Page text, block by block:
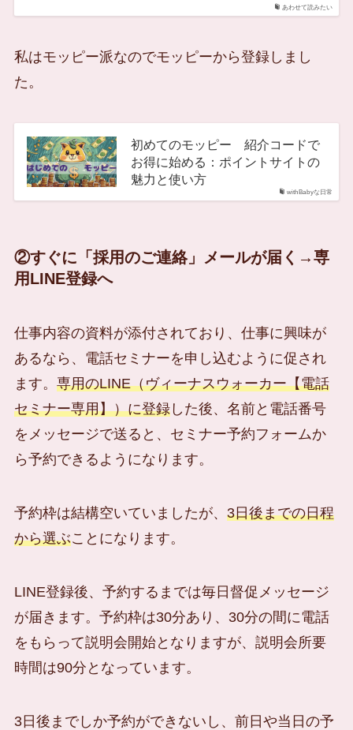
あわせて読みたい
私はモッピー派なのでモッピーから登録しまし
た。
withBabyな日常
初めてのモッピー 紹介コードで
お得に始める：ポイントサイトの
魅力と使い方
②すぐに「採用のご連絡」メールが届く→専
用LINE登録へ
仕事内容の資料が添付されており、仕事に興味が
あるなら、電話セミナーを申し込むように促され
ます。 専用のLINE（ヴィーナスウォーカー【電話
セミナー専用】）に登録した後、名前と電話番号
をメッセージで送ると、セミナー予約フォームか
ら予約できるようになります。
予約枠は結構空いていましたが、 3日後までの日程
から選ぶことになります。
LINE登録後、予約するまでは毎日督促メッセージ
が届きます。予約枠は30分あり、30分の間に電話
をもらって説明会開始となりますが、説明会所要
時間は90分となっています。
3日後までしか予約ができないし、前日や当日の予